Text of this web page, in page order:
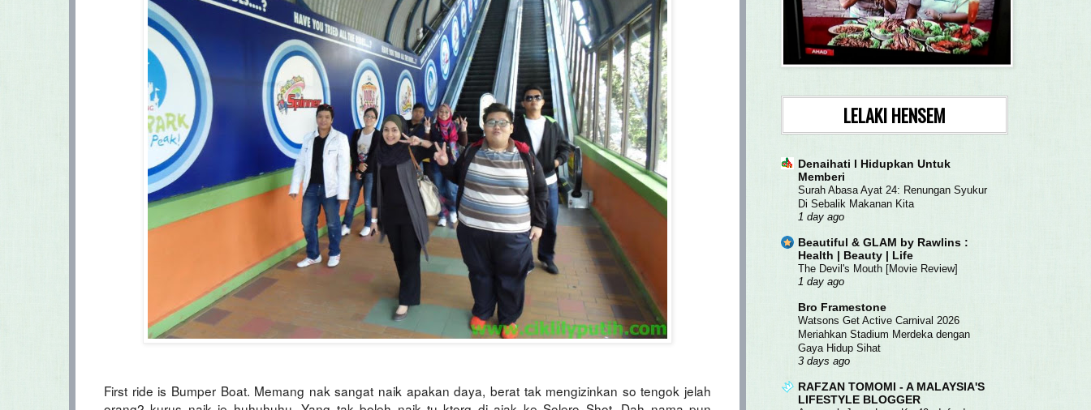
First ride is Bumper Boat. Memang nak sangat naik apakan daya, berat tak mengizinkan so tengok jelah
LELAKI HENSEM
Denaihati l Hidupkan Untuk
Memberi
Surah Abasa Ayat 24: Renungan Syukur
Di Sebalik Makanan Kita
1 day ago
Beautiful & GLAM by Rawlins :
Health | Beauty | Life
The Devil's Mouth [Movie Review]
1 day ago
Bro Framestone
Watsons Get Active Carnival 2026
Meriahkan Stadium Merdeka dengan
Gaya Hidup Sihat
3 days ago
RAFZAN TOMOMI - A MALAYSIA'S
LIFESTYLE BLOGGER